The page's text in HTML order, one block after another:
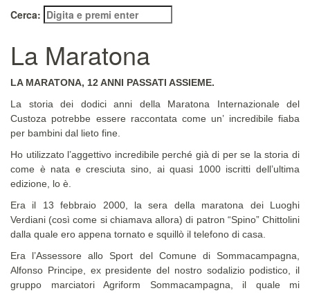
Cerca:
La Maratona
LA MARATONA, 12 ANNI PASSATI ASSIEME.
La storia dei dodici anni della Maratona Internazionale del
Custoza potrebbe essere raccontata come un’ incredibile fiaba
per bambini dal lieto fine.
Ho utilizzato l’aggettivo incredibile perché già di per se la storia di
come è nata e cresciuta sino, ai quasi 1000 iscritti dell’ultima
edizione, lo è.
Era il 13 febbraio 2000, la sera della maratona dei Luoghi
Verdiani (così come si chiamava allora) di patron “Spino” Chittolini
dalla quale ero appena tornato e squillò il telefono di casa.
Era l’Assessore allo Sport del Comune di Sommacampagna,
Alfonso Principe, ex presidente del nostro sodalizio podistico, il
gruppo marciatori Agriform Sommacampagna, il quale mi